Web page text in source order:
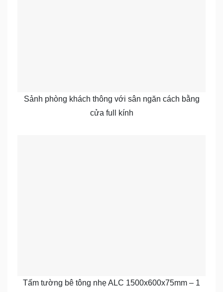
Sảnh phòng khách thông với sân ngăn cách bằng
cửa full kính
Tấm tường bê tông nhẹ ALC 1500x600x75mm – 1